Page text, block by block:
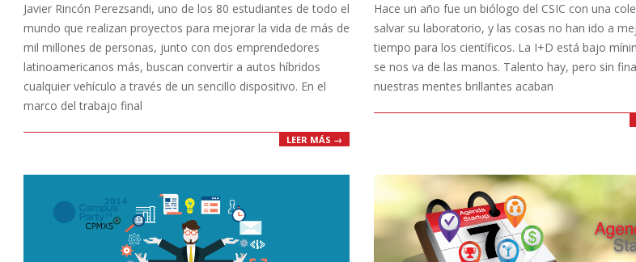
19
Javier Rincón Perezsandi, uno de los 80 estudiantes de todo el
mundo que realizan proyectos para mejorar la vida de más de
mil millones de personas, junto con dos emprendedores
latinoamericanos más, buscan convertir a autos híbridos
cualquier vehículo a través de un sencillo dispositivo. En el
marco del trabajo final
LEER MÁS →
09
Hace un año fue un biólogo del CSIC con una
salvar su laboratorio, y las cosas no han ido a
tiempo para los científicos. La I+D está bajo
se nos va de las manos. Talento hay, pero sin
nuestras mentes brillantes acaban